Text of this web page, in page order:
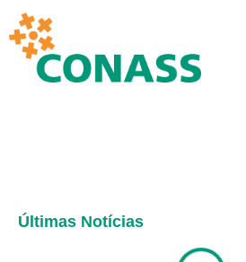
Últimas Notícias